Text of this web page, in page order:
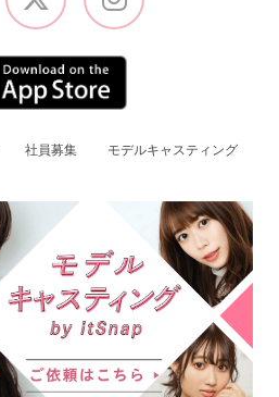
社員募集 モデルキャスティング